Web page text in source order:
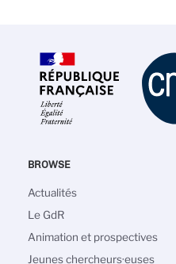
BROWSE
Navigation
principale
Actualités
Le GdR
Animation et prospectives
Jeunes chercheurs·euses